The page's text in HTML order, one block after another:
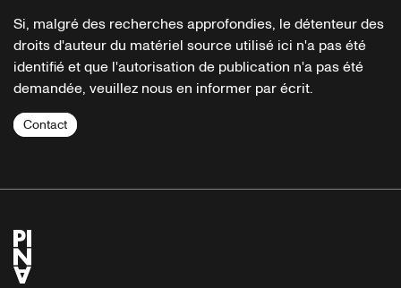
Si, malgré des recherches approfondies, le détenteur des
droits d'auteur du matériel source utilisé ici n'a pas été
identifié et que l'autorisation de publication n'a pas été
demandée, veuillez nous en informer par écrit.
Contact